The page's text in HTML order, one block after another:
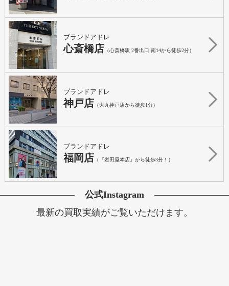
ブランドアドレ
心斎橋店 （心斎橋駅 2番出口 南14から徒歩2分）
ブランドアドレ
神戸店 （大丸神戸店から徒歩1分）
ブランドアドレ
福岡店 （『岩田屋本店』から徒歩3分！）
公式Instagram
最新の買取実績がご覧いただけます。